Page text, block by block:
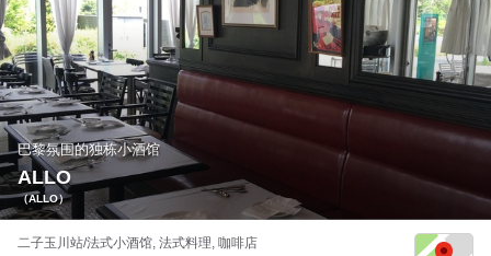
巴黎氛围的独栋小酒馆
ALLO
（ALLO）
二子玉川站/法式小酒馆, 法式料理, 咖啡店